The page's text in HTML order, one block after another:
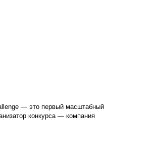
— это первый масштабный
конкурса — компания